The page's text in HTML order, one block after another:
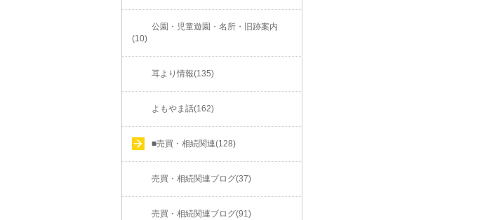
公園・児童遊園・名所・旧跡案内
(10)
耳より情報(135)
よもやま話(162)
■売買・相続関連(128)
売買・相続関連ブログ(37)
売買・相続関連ブログ(91)